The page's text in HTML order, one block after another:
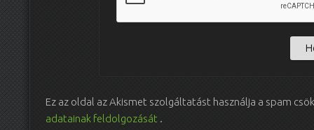
Ez az oldal az Akismet szolgáltatást használja a spam
adatainak feldolgozását .